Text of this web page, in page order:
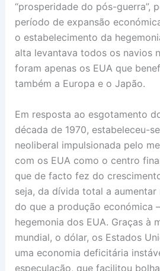
“prosperidade do pós-guerra”,
período de expansão
o estabelecimento da
alta levantava todos os navios
foram apenas os EUA que
também a Europa e o Japão.
Em resposta ao esgotamento
década de 1970, estabeleceu-
neoliberal impulsionada pelo
com os EUA como o centro
que de facto fez do
seja, da dívida total a aumentar
do que a produção económica
hegemonia dos EUA. Graças à
mundial, o dólar, os Estados
uma economia deficitária
especulação, que facilitou